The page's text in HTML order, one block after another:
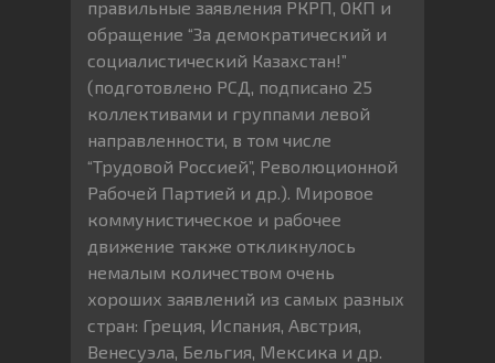
правильные заявления РКРП, ОКП и
обращение “За демократический и
социалистический Казахстан!”
(подготовлено РСД, подписано 25
коллективами и группами левой
направленности, в том числе
“Трудовой Россией”, Революционной
Рабочей Партией и др.). Мировое
коммунистическое и рабочее
движение также откликнулось
немалым количеством очень
хороших заявлений из самых разных
стран: Греция, Испания, Австрия,
Венесуэла, Бельгия, Мексика и др.